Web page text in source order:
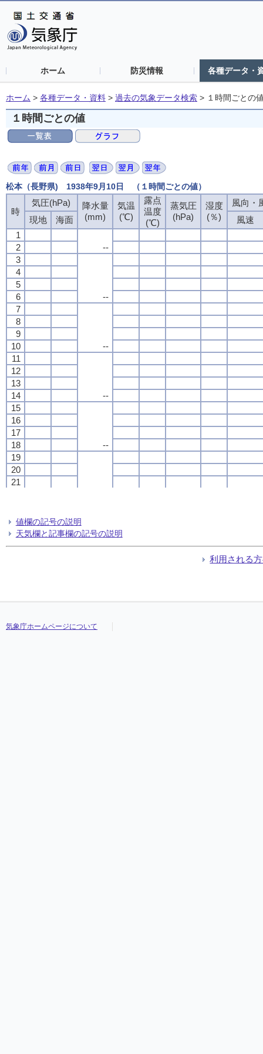
ホーム 防災情報 各種データ・
ホーム > 各種データ・資料 > 過去の気象データ検索 > １時間ごとの
１時間ごとの値
松本（長野県) 1938年9月10日 （１時間ごとの値）
時
気圧(hPa)
降水量
(mm)
気温
(℃)
露点
温度
(℃)
蒸気圧
(hPa)
湿度
(％)
風向・
現地
海面
風速
1
--
2
3
--
4
5
6
7
--
8
9
10
11
--
12
13
14
15
--
16
17
18
19
20
21
24
時
気圧(hPa)
降水量
(mm)
気温
(℃)
露点
温度
(℃)
蒸気圧
(hPa)
湿度
(％)
風向・
現地
海面
風速
1
--
2
3
--
4
5
6
7
--
8
9
10
11
--
12
13
14
15
--
16
17
18
19
20
21
24
時
気圧(hPa)
降水量
(mm)
気温
(℃)
露点
温度
(℃)
蒸気圧
(hPa)
湿度
(％)
風向・
現地
海面
風速
1
--
2
3
--
4
5
6
7
--
8
9
10
11
--
12
13
14
15
--
16
17
18
19
20
21
24
時
気圧(hPa)
降水量
(mm)
気温
(℃)
露点
温度
(℃)
蒸気圧
(hPa)
湿度
(％)
風向・
現地
海面
風速
1
--
2
3
--
4
5
6
7
--
8
9
10
11
--
12
13
14
15
--
16
17
18
19
20
21
24
値欄の記号の説明
天気欄と記事欄の記号の説明
利用される
気象庁ホームページについて